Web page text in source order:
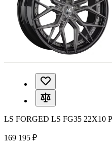
LS FORGED LS FG35 22X10
169 195 ₽